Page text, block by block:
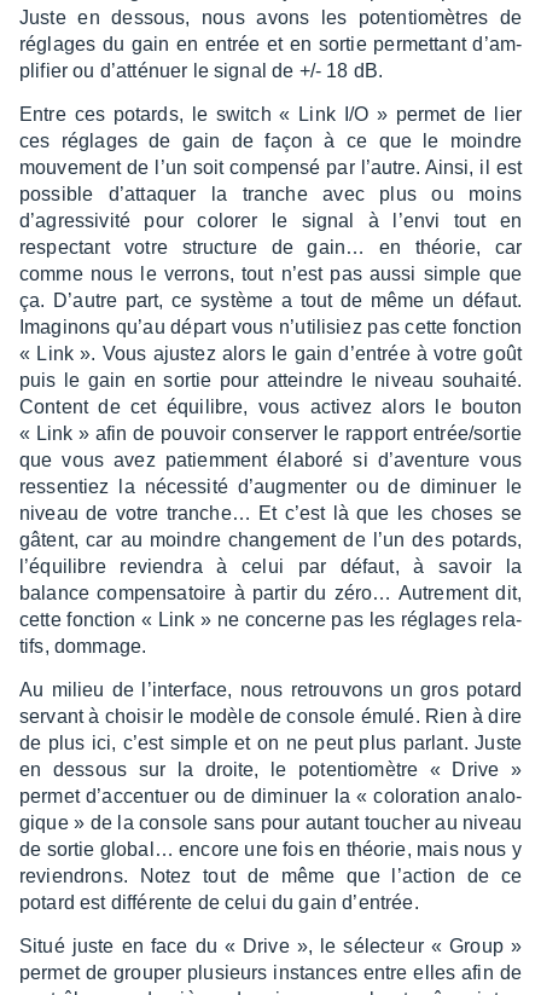
Juste en dessous, nous avons les poten­tio­mètres de
réglages du gain en entrée et en sortie permet­tant d’am­
pli­fier ou d’at­té­nuer le signal de +/- 18 dB.
Entre ces potards, le switch « Link I/O » permet de lier
ces réglages de gain de façon à ce que le moindre
mouve­ment de l’un soit compensé par l’autre. Ainsi, il est
possible d’at­taquer la tranche avec plus ou moins
d’agres­si­vité pour colo­rer le signal à l’envi tout en
respec­tant votre struc­ture de gain… en théo­rie, car
comme nous le verrons, tout n’est pas aussi simple que
ça. D’autre part, ce système a tout de même un défaut.
Imagi­nons qu’au départ vous n’uti­li­siez pas cette fonc­tion
« Link ». Vous ajus­tez alors le gain d’en­trée à votre goût
puis le gain en sortie pour atteindre le niveau souhaité.
Content de cet équi­libre, vous acti­vez alors le bouton
« Link » afin de pouvoir conser­ver le rapport entrée/sortie
que vous avez patiem­ment élaboré si d’aven­ture vous
ressen­tiez la néces­sité d’aug­men­ter ou de dimi­nuer le
niveau de votre tran­che… Et c’est là que les choses se
gâtent, car au moindre chan­ge­ment de l’un des potards,
l’équi­libre revien­dra à celui par défaut, à savoir la
balance compen­sa­toire à partir du zéro… Autre­ment dit,
cette fonc­tion « Link » ne concerne pas les réglages rela­
tifs, dommage.
Au milieu de l’in­ter­face, nous retrou­vons un gros potard
servant à choi­sir le modèle de console émulé. Rien à dire
de plus ici, c’est simple et on ne peut plus parlant. Juste
en dessous sur la droite, le poten­tio­mètre « Drive »
permet d’ac­cen­tuer ou de dimi­nuer la « colo­ra­tion analo­
gique » de la console sans pour autant toucher au niveau
de sortie global… encore une fois en théo­rie, mais nous y
revien­drons. Notez tout de même que l’ac­tion de ce
potard est diffé­rente de celui du gain d’en­trée.
Situé juste en face du « Drive », le sélec­teur « Group »
permet de grou­per plusieurs instances entre elles afin de